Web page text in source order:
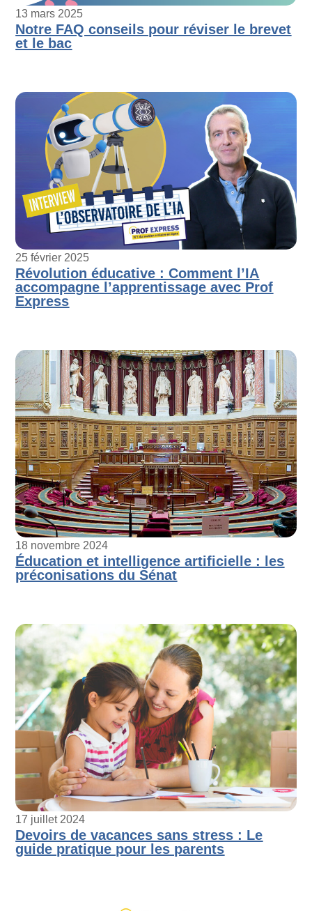
13 mars 2025
Notre FAQ conseils pour réviser le brevet
et le bac
25 février 2025
Révolution éducative : Comment l’IA
accompagne l’apprentissage avec Prof
Express
18 novembre 2024
Éducation et intelligence artificielle : les
préconisations du Sénat
17 juillet 2024
Devoirs de vacances sans stress : Le
guide pratique pour les parents